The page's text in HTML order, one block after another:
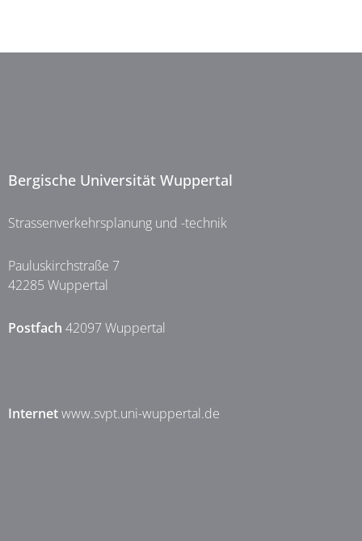
Bergische Universität Wuppertal
Strassenverkehrsplanung und -technik
Pauluskirchstraße 7
42285 Wuppertal
Postfach 42097 Wuppertal
Internetwww.svpt.uni-wuppertal.de